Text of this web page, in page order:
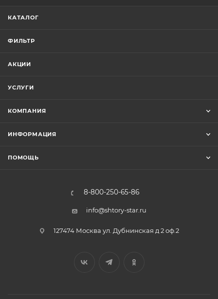
КАТАЛОГ
ФИЛЬТР
АКЦИИ
УСЛУГИ
КОМПАНИЯ
ИНФОРМАЦИЯ
ПОМОЩЬ
8-800-250-65-86
info@shtory-star.ru
127474 Москва ул. Дубнинская д 2 оф.2